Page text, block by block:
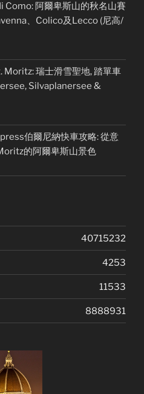
Como: 阿爾卑斯山的秋名山賽
、Colico及Lecco (尼高/
Moritz: 瑞士滑雪聖地, 踏單車
Silvaplanersee &
伯爾尼納快車攻略: 從意
的阿爾卑斯山景色
40715232
4253
11533
8888931